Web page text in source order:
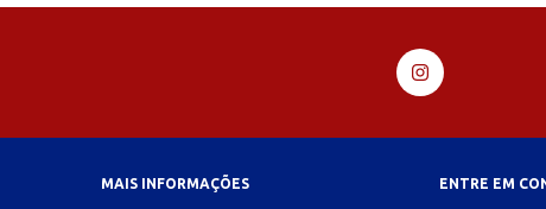
MAIS INFORMAÇÕES ENTRE EM